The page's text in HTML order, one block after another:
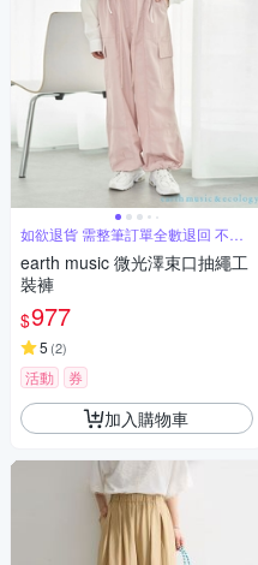
如欲退貨 需整筆訂單全數退回 不能
單退
earth music 微光澤束口抽繩工
裝褲
$977
5 (2)
活動 券
加入購物車